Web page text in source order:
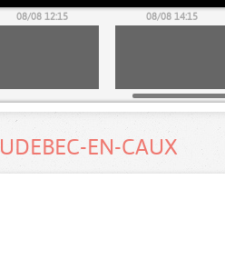
08/08 12:15 08/08 14:15
EN-CAUX